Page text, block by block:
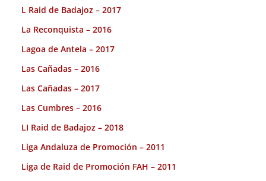
L Raid de Badajoz – 2017
La Reconquista – 2016
Lagoa de Antela – 2017
Las Cañadas – 2016
Las Cañadas – 2017
Las Cumbres – 2016
LI Raid de Badajoz – 2018
Liga Andaluza de Promoción – 2011
Liga de Raid de Promoción FAH – 2011